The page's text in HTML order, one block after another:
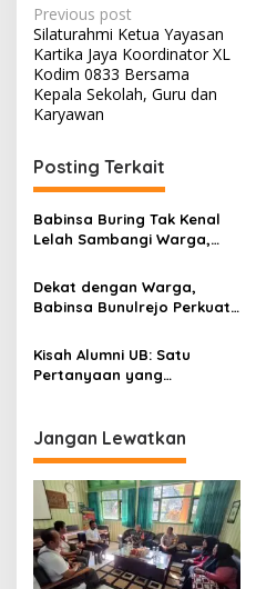
P
o
s
t
a
v
i
a
i
o
n
Previous post
Silaturahmi Ketua Yayasan
Kartika Jaya Koordinator XL
Kodim 0833 Bersama
Kepala Sekolah, Guru dan
Karyawan
Posting Terkait
Babinsa Buring Tak Kenal
Lelah Sambangi Warga,
Jaga Kamtibmas
Dekat dengan Warga,
Babinsa Bunulrejo Perkuat
Kisah Alumni UB: Satu
Pertanyaan yang
Jangan Lewatkan